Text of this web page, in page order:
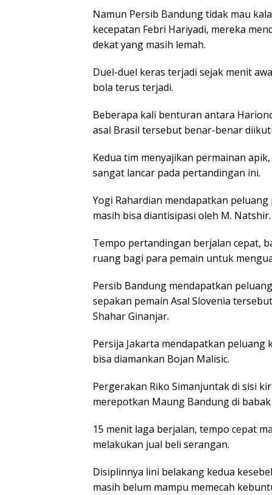
Namun Persib Bandung tidak mau
kecepatan Febri Hariyadi, mereka
dekat yang masih lemah.
Duel-duel keras terjadi sejak menit
bola terus terjadi.
Beberapa kali benturan antara
asal Brasil tersebut benar-benar
Kedua tim menyajikan permainan
sangat lancar pada pertandingan ini.
Yogi Rahardian mendapatkan
masih bisa diantisipasi oleh M. Natshir.
Tempo pertandingan berjalan cepat,
ruang bagi para pemain untuk
Persib Bandung mendapatkan
sepakan pemain Asal Slovenia
Shahar Ginanjar.
Persija Jakarta mendapatkan peluang
bisa diamankan Bojan Malisic.
Pergerakan Riko Simanjuntak di sisi
merepotkan Maung Bandung di
15 menit laga berjalan, tempo cepat
melakukan jual beli serangan.
Disiplinnya lini belakang kedua
masih belum mampu memecah